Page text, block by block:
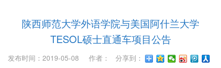
陕西师范大学外语学院与美国阿什兰大学
TESOL硕士直通车项目公告
发布时间：2019-05-08 作者： 分享到：